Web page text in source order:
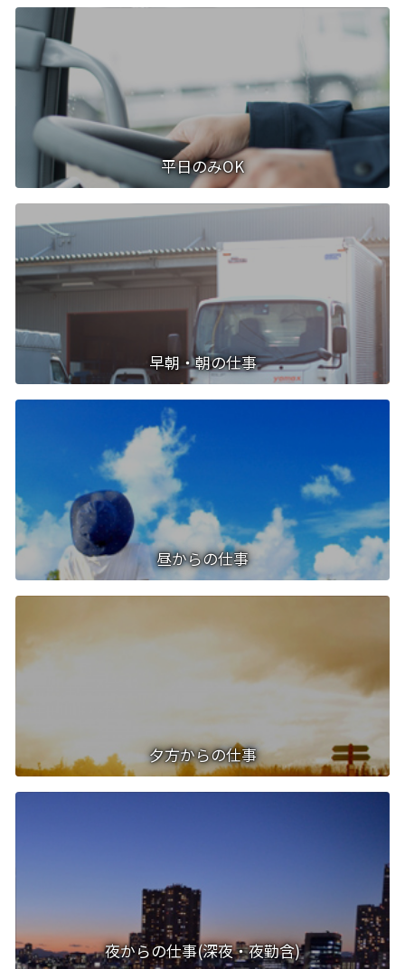
平日のみOK
早朝・朝の仕事
昼からの仕事
夕方からの仕事
夜からの仕事(深夜・夜勤含)